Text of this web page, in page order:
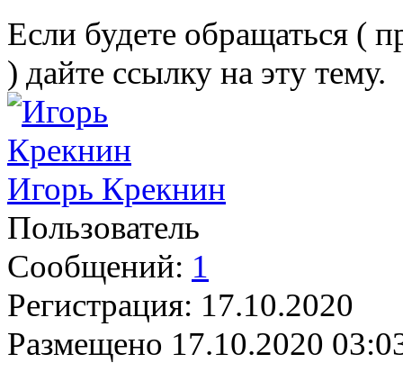
Если будете обращаться (
) дайте ссылку на эту тему.
Игорь Крекнин
Пользователь
Сообщений: 1
Регистрация: 17.10.2020
Размещено 17.10.2020